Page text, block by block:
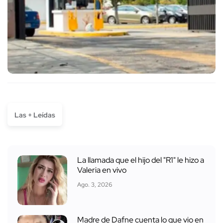
Las + Leídas
La llamada que el hijo del "R1" le hizo a
Valeria en vivo
Ago. 3, 2026
Madre de Dafne cuenta lo que vio en